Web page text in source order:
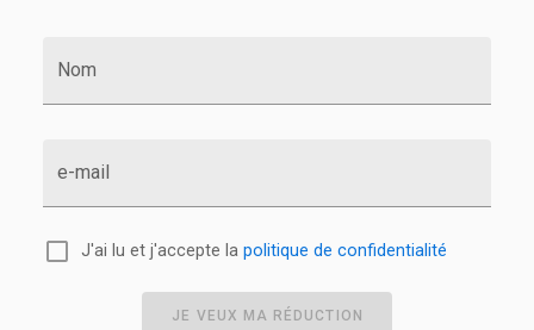
Nom
e-mail
J'ai lu et j'accepte la politique de confidentialité
JE VEUX MA RÉDUCTION